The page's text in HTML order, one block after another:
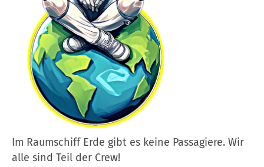
Im Raumschiff Erde gibt es keine Passagiere. Wir
alle sind Teil der Crew!